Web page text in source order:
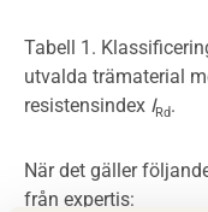
Tabell 1.
utvalda trämaterial
resistensindex IRd.
När det gäller
från expertis: